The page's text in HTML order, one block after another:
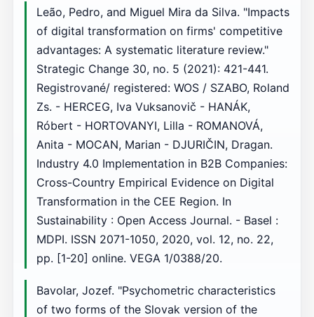
Leão, Pedro, and Miguel Mira da Silva. "Impacts
of digital transformation on firms' competitive
advantages: A systematic literature review."
Strategic Change 30, no. 5 (2021): 421-441.
Registrované/ registered: WOS / SZABO, Roland
Zs. - HERCEG, Iva Vuksanovič - HANÁK,
Róbert - HORTOVANYI, Lilla - ROMANOVÁ,
Anita - MOCAN, Marian - DJURIČIN, Dragan.
Industry 4.0 Implementation in B2B Companies:
Cross-Country Empirical Evidence on Digital
Transformation in the CEE Region. In
Sustainability : Open Access Journal. - Basel :
MDPI. ISSN 2071-1050, 2020, vol. 12, no. 22,
pp. [1-20] online. VEGA 1/0388/20.
Bavolar, Jozef. "Psychometric characteristics
of two forms of the Slovak version of the